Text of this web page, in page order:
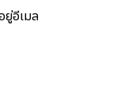
ยู่อีเมล